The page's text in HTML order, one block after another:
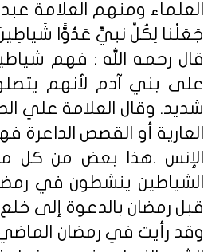
العلماء ومنهم العلامة
جَعَلْنَا لِكُلِّ نَبِيٍّ عَدُوًّا
قال رحمه الله : فهم
على بني آدم لأنهم
شديد. وقال العلامة علي
العارية أو القصص
الإنس .هذا بعض من كل
الشياطين ينشطون في
قبل رمضان بالدعوة إلى خلع
وقد رأيت في رمضان